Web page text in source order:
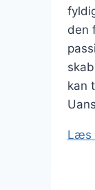
den
kan
Læs